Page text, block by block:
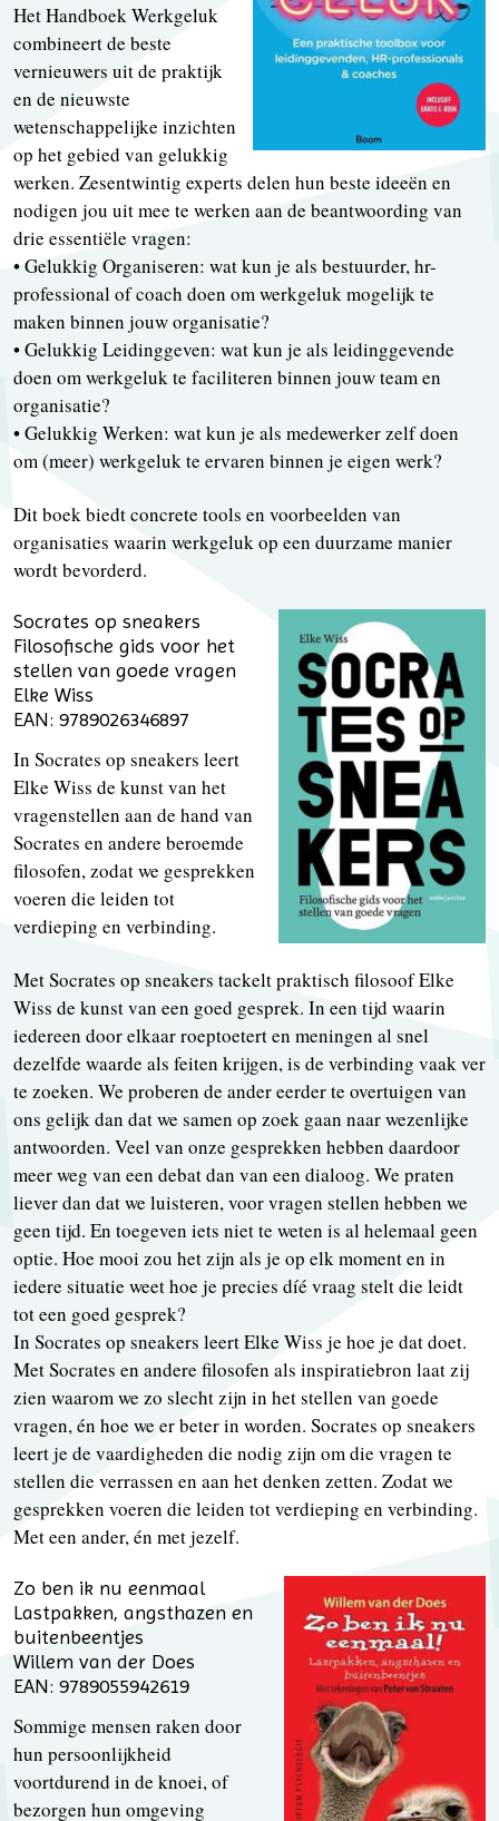
Het Handboek Werkgeluk
combineert de beste
vernieuwers uit de praktijk
en de nieuwste
wetenschappelijke inzichten
op het gebied van gelukkig
werken. Zesentwintig experts delen hun beste ideeën en
nodigen jou uit mee te werken aan de beantwoording van
drie essentiële vragen:
• Gelukkig Organiseren: wat kun je als bestuurder, hr-
professional of coach doen om werkgeluk mogelijk te
maken binnen jouw organisatie?
• Gelukkig Leidinggeven: wat kun je als leidinggevende
doen om werkgeluk te faciliteren binnen jouw team en
organisatie?
• Gelukkig Werken: wat kun je als medewerker zelf doen
om (meer) werkgeluk te ervaren binnen je eigen werk?
Dit boek biedt concrete tools en voorbeelden van
organisaties waarin werkgeluk op een duurzame manier
wordt bevorderd.
Socrates op sneakers
Filosofische gids voor het
stellen van goede vragen
Elke Wiss
EAN: 9789026346897
In Socrates op sneakers leert
Elke Wiss de kunst van het
vragenstellen aan de hand van
Socrates en andere beroemde
filosofen, zodat we gesprekken
voeren die leiden tot
verdieping en verbinding.
Met Socrates op sneakers tackelt praktisch filosoof Elke
Wiss de kunst van een goed gesprek. In een tijd waarin
iedereen door elkaar roeptoetert en meningen al snel
dezelfde waarde als feiten krijgen, is de verbinding vaak ver
te zoeken. We proberen de ander eerder te overtuigen van
ons gelijk dan dat we samen op zoek gaan naar wezenlijke
antwoorden. Veel van onze gesprekken hebben daardoor
meer weg van een debat dan van een dialoog. We praten
liever dan dat we luisteren, voor vragen stellen hebben we
geen tijd. En toegeven iets niet te weten is al helemaal geen
optie. Hoe mooi zou het zijn als je op elk moment en in
iedere situatie weet hoe je precies díé vraag stelt die leidt
tot een goed gesprek?
In Socrates op sneakers leert Elke Wiss je hoe je dat doet.
Met Socrates en andere filosofen als inspiratiebron laat zij
zien waarom we zo slecht zijn in het stellen van goede
vragen, én hoe we er beter in worden. Socrates op sneakers
leert je de vaardigheden die nodig zijn om die vragen te
stellen die verrassen en aan het denken zetten. Zodat we
gesprekken voeren die leiden tot verdieping en verbinding.
Met een ander, én met jezelf.
Zo ben ik nu eenmaal
Lastpakken, angsthazen en
buitenbeentjes
Willem van der Does
EAN: 9789055942619
Sommige mensen raken door
hun persoonlijkheid
voortdurend in de knoei, of
bezorgen hun omgeving